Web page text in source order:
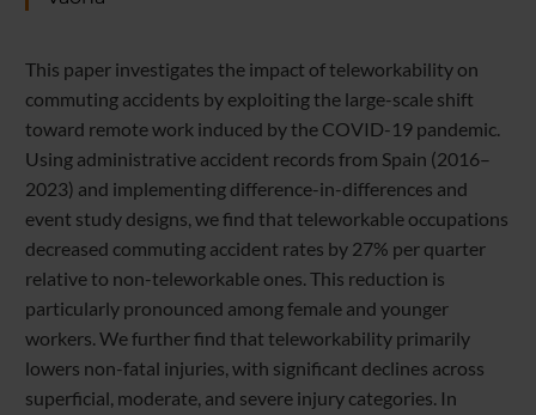
This paper investigates the impact of teleworkability on
commuting accidents by exploiting the large-scale shift
toward remote work induced by the COVID-19 pandemic.
Using administrative accident records from Spain (2016–
2023) and implementing difference-in-differences and
event study designs, we find that teleworkable occupations
decreased commuting accident rates by 27% per quarter
relative to non-teleworkable ones. This reduction is
particularly pronounced among female and younger
workers. We further find that teleworkability primarily
lowers non-fatal injuries, with significant declines across
superficial, moderate, and severe injury categories. In